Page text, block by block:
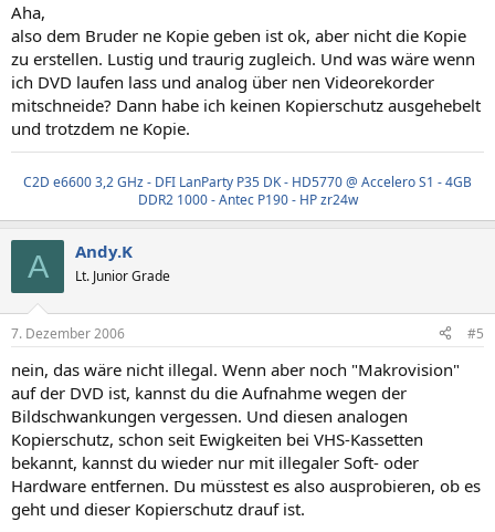
Aha,
also dem Bruder ne Kopie geben ist ok, aber nicht die Kopie
zu erstellen. Lustig und traurig zugleich. Und was wäre wenn
ich DVD laufen lass und analog über nen Videorekorder
mitschneide? Dann habe ich keinen Kopierschutz ausgehebelt
und trotzdem ne Kopie.
C2D e6600 3,2 GHz - DFI LanParty P35 DK - HD5770 @ Accelero S1 - 4GB
DDR2 1000 - Antec P190 - HP zr24w
A Andy.K
Lt. Junior Grade
7. Dezember 2006 #5
nein, das wäre nicht illegal. Wenn aber noch "Makrovision"
auf der DVD ist, kannst du die Aufnahme wegen der
Bildschwankungen vergessen. Und diesen analogen
Kopierschutz, schon seit Ewigkeiten bei VHS-Kassetten
bekannt, kannst du wieder nur mit illegaler Soft- oder
Hardware entfernen. Du müsstest es also ausprobieren, ob es
geht und dieser Kopierschutz drauf ist.